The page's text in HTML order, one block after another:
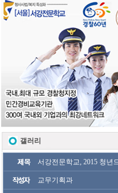
갤러리
서강전문학교, 2015 청년
교무기획과